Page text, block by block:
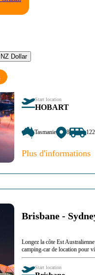
DollarHobart - Hobart
Start location
HOBART
Tasmanie 8
Plus d'informations
Brisbane -
Longez la côte Est
camping-car de location pour
Start location